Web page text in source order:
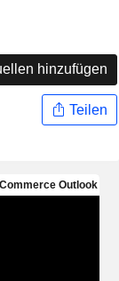
hinzufügen
Teilen